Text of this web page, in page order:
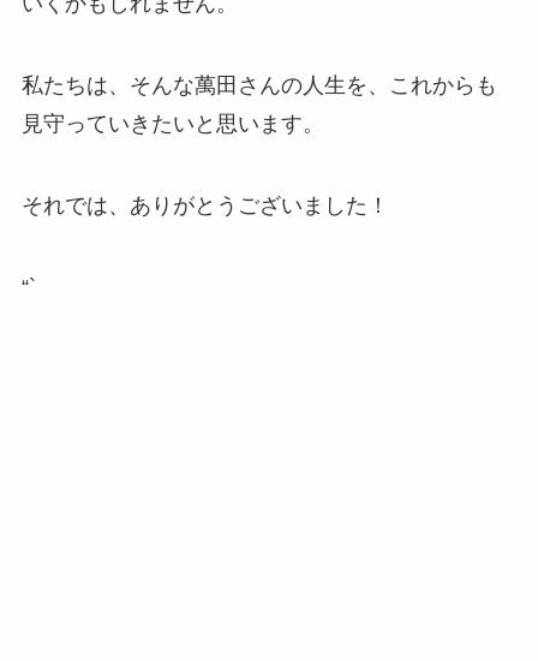
私たちは、そんな萬田さんの人生を、これからも
見守っていきたいと思います。
それでは、ありがとうございました！
“`